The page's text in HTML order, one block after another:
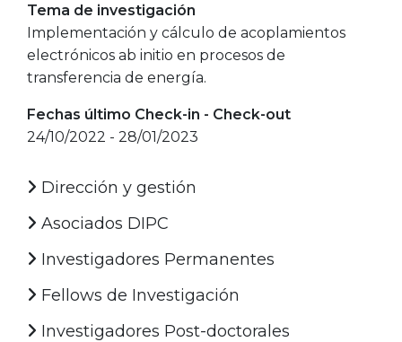
Tema de investigación
Implementación y cálculo de acoplamientos
electrónicos ab initio en procesos de
transferencia de energía.
Fechas último Check-in - Check-out
24/10/2022 - 28/01/2023
Dirección y gestión
Asociados DIPC
Investigadores Permanentes
Fellows de Investigación
Investigadores Post-doctorales